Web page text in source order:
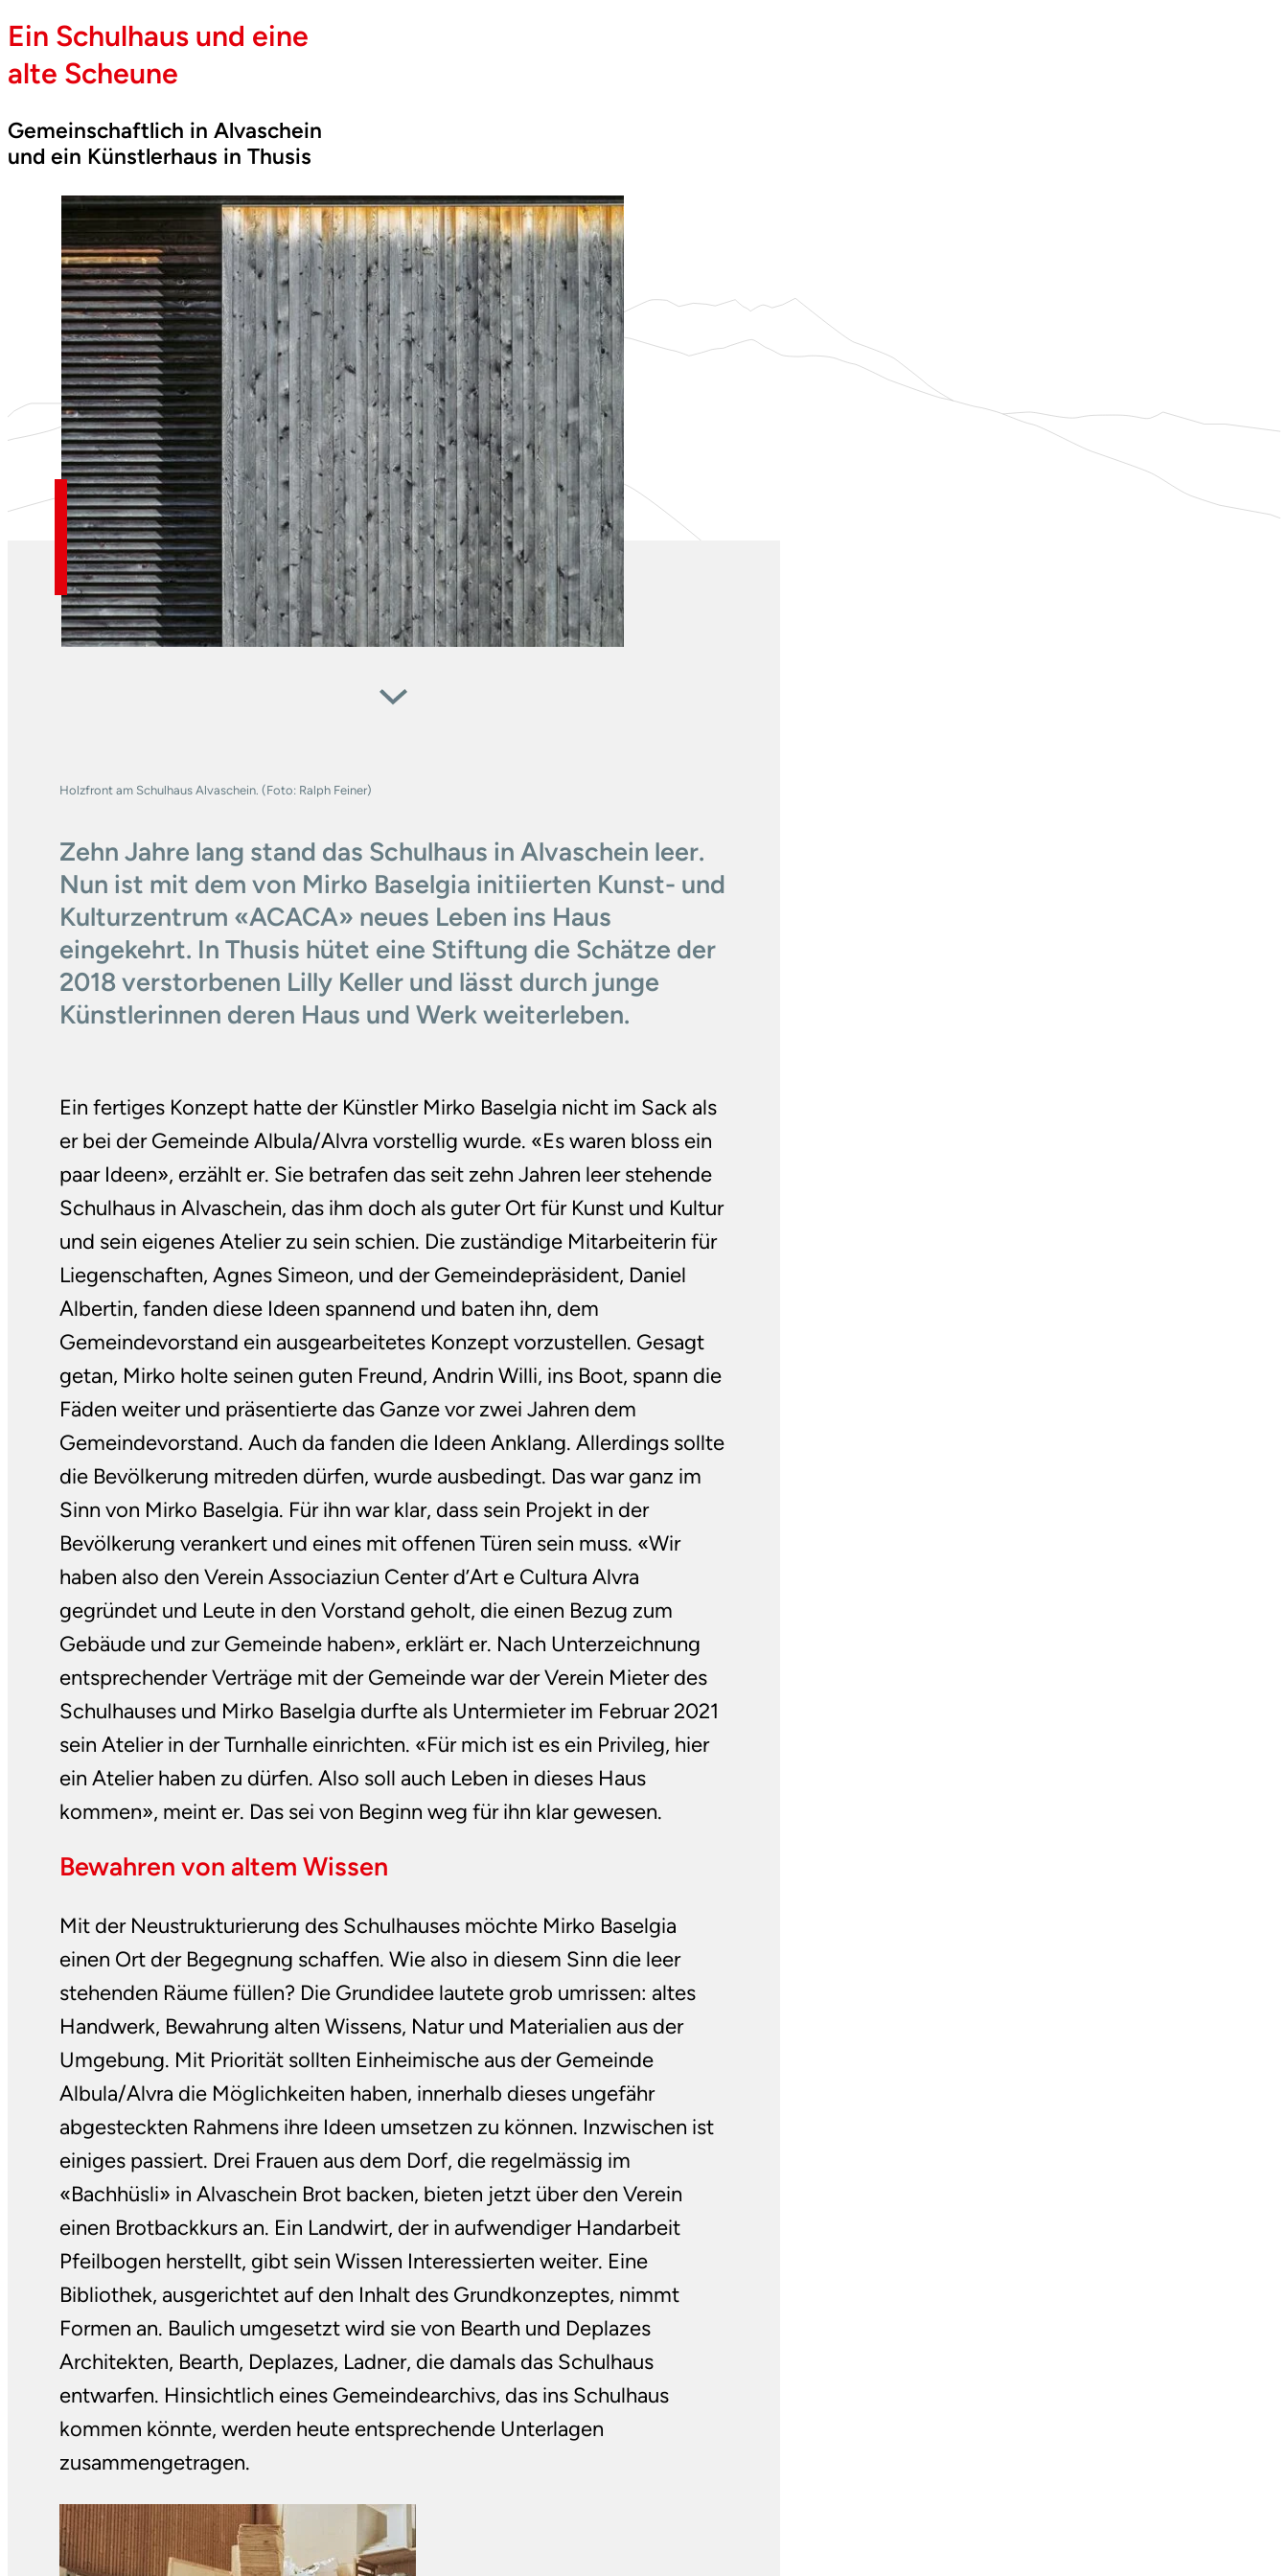
Ein Schulhaus und eine
alte Scheune
Gemeinschaftlich in Alvaschein
und ein Künstlerhaus in Thusis
Holzfront am Schulhaus Alvaschein. (Foto: Ralph Feiner)
Zehn Jahre lang stand das Schulhaus in Alvaschein leer.
Nun ist mit dem von Mirko Baselgia initiierten Kunst- und
Kulturzentrum «ACACA» neues Leben ins Haus
eingekehrt. In Thusis hütet eine Stiftung die Schätze der
2018 verstorbenen Lilly Keller und lässt durch junge
Künstlerinnen deren Haus und Werk weiterleben.
Ein fertiges Konzept hatte der Künstler Mirko Baselgia nicht im Sack als
er bei der Gemeinde Albula/Alvra vorstellig wurde. «Es waren bloss ein
paar Ideen», erzählt er. Sie betrafen das seit zehn Jahren leer stehende
Schulhaus in Alvaschein, das ihm doch als guter Ort für Kunst und Kultur
und sein eigenes Atelier zu sein schien. Die zuständige Mitarbeiterin für
Liegenschaften, Agnes Simeon, und der Gemeindepräsident, Daniel
Albertin, fanden diese Ideen spannend und baten ihn, dem
Gemeindevorstand ein ausgearbeitetes Konzept vorzustellen. Gesagt
getan, Mirko holte seinen guten Freund, Andrin Willi, ins Boot, spann die
Fäden weiter und präsentierte das Ganze vor zwei Jahren dem
Gemeindevorstand. Auch da fanden die Ideen Anklang. Allerdings sollte
die Bevölkerung mitreden dürfen, wurde ausbedingt. Das war ganz im
Sinn von Mirko Baselgia. Für ihn war klar, dass sein Projekt in der
Bevölkerung verankert und eines mit offenen Türen sein muss. «Wir
haben also den Verein Associaziun Center d’Art e Cultura Alvra
gegründet und Leute in den Vorstand geholt, die einen Bezug zum
Gebäude und zur Gemeinde haben», erklärt er. Nach Unterzeichnung
entsprechender Verträge mit der Gemeinde war der Verein Mieter des
Schulhauses und Mirko Baselgia durfte als Untermieter im Februar 2021
sein Atelier in der Turnhalle einrichten. «Für mich ist es ein Privileg, hier
ein Atelier haben zu dürfen. Also soll auch Leben in dieses Haus
kommen», meint er. Das sei von Beginn weg für ihn klar gewesen.
Bewahren von altem Wissen
Mit der Neustrukturierung des Schulhauses möchte Mirko Baselgia
einen Ort der Begegnung schaffen. Wie also in diesem Sinn die leer
stehenden Räume füllen? Die Grundidee lautete grob umrissen: altes
Handwerk, Bewahrung alten Wissens, Natur und Materialien aus der
Umgebung. Mit Priorität sollten Einheimische aus der Gemeinde
Albula/Alvra die Möglichkeiten haben, innerhalb dieses ungefähr
abgesteckten Rahmens ihre Ideen umsetzen zu können. Inzwischen ist
einiges passiert. Drei Frauen aus dem Dorf, die regelmässig im
«Bachhüsli» in Alvaschein Brot backen, bieten jetzt über den Verein
einen Brotbackkurs an. Ein Landwirt, der in aufwendiger Handarbeit
Pfeilbogen herstellt, gibt sein Wissen Interessierten weiter. Eine
Bibliothek, ausgerichtet auf den Inhalt des Grundkonzeptes, nimmt
Formen an. Baulich umgesetzt wird sie von Bearth und Deplazes
Architekten, Bearth, Deplazes, Ladner, die damals das Schulhaus
entwarfen. Hinsichtlich eines Gemeindearchivs, das ins Schulhaus
kommen könnte, werden heute entsprechende Un­terlagen
zusammengetragen.